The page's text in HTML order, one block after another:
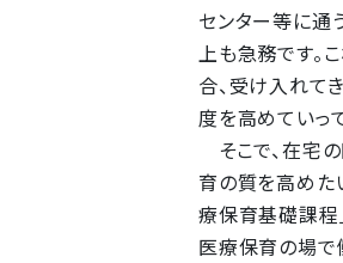
センター等に通
上も急務です。
合、受け入れて
度を高めていっ
そこで、在宅
育の質を高めた
療保育基礎課程
医療保育の場で